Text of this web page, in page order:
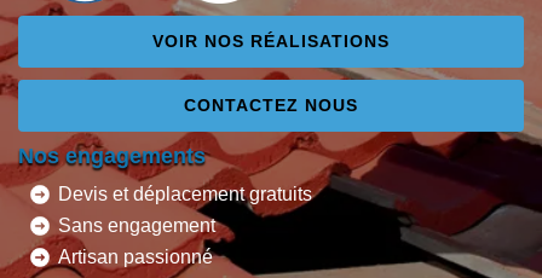
VOIR NOS RÉALISATIONS
CONTACTEZ NOUS
Nos engagements
Devis et déplacement gratuits
Sans engagement
Artisan passionné